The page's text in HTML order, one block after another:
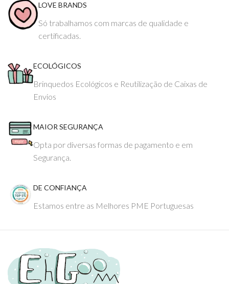
LOVE BRANDS
Só trabalhamos com marcas de qualidade e
certificadas.
ECOLÓGICOS
Brinquedos Ecológicos e Reutilização de Caixas de
Envios
MAIOR SEGURANÇA
Opta por diversas formas de pagamento e em
Segurança.
DE CONFIANÇA
Estamos entre as Melhores PME Portuguesas